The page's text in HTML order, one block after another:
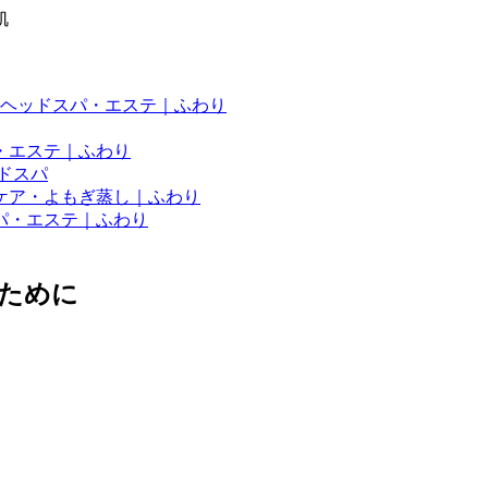
ッドスパ・エステ｜ふわり
ステ｜ふわり
スパ
・よもぎ蒸し｜ふわり
エステ｜ふわり
めに